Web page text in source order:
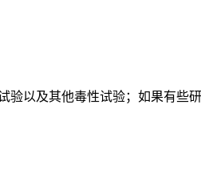
以及其他毒性试验；如果有些